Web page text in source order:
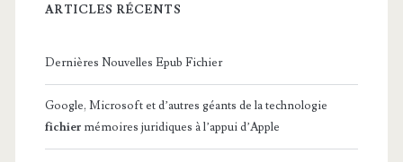
ARTICLES RÉCENTS
Dernières Nouvelles Epub Fichier
Google, Microsoft et d’autres géants de la technologie
fichier mémoires juridiques à l’appui d’Apple